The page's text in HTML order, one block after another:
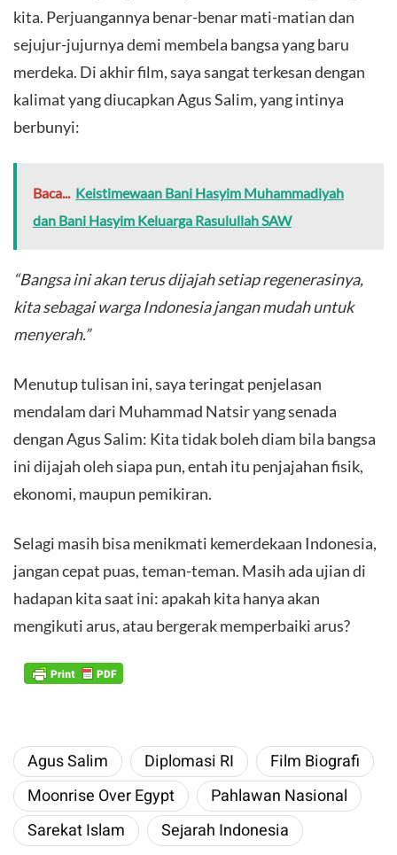
kita. Perjuangannya benar-benar mati-matian dan
sejujur-jujurnya demi membela bangsa yang baru
merdeka. Di akhir film, saya sangat terkesan dengan
kalimat yang diucapkan Agus Salim, yang intinya
berbunyi:
Baca... Keistimewaan Bani Hasyim Muhammadiyah
dan Bani Hasyim Keluarga Rasulullah SAW
“Bangsa ini akan terus dijajah setiap regenerasinya,
kita sebagai warga Indonesia jangan mudah untuk
menyerah.”
​Menutup tulisan ini, saya teringat penjelasan
mendalam dari Muhammad Natsir yang senada
dengan Agus Salim: Kita tidak boleh diam bila bangsa
ini dijajah oleh siapa pun, entah itu penjajahan fisik,
ekonomi, maupun pemikiran.
Selagi masih bisa menikmati kemerdekaan Indonesia,
jangan cepat puas, teman-teman. Masih ada ujian di
hadapan kita saat ini: apakah kita hanya akan
mengikuti arus, atau bergerak memperbaiki arus?
Agus Salim Diplomasi RI
Film Biografi
Moonrise Over Egypt
Pahlawan Nasional
Sarekat Islam
Sejarah Indonesia